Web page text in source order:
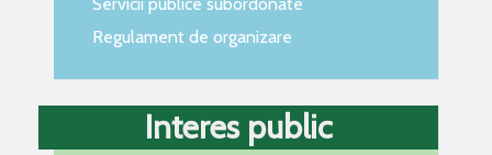
Servicii publice subordonate
Regulament de organizare
Interes public